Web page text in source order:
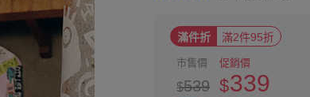
滿件折 滿2件95折
市售價
$539
促銷價
$339